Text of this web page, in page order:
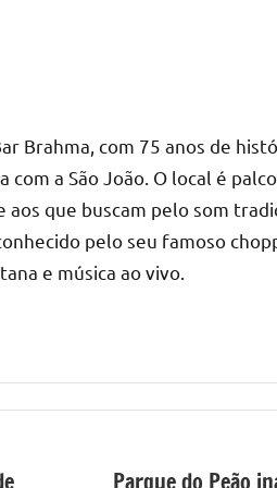
Brahma, com 75 anos de
a São João. O local é
aos que buscam pelo som
pelo seu famoso
e música ao vivo.